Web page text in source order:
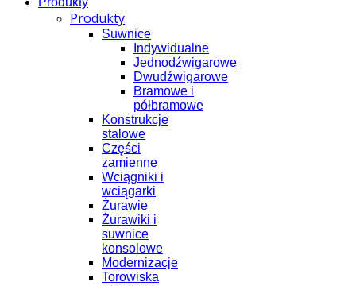
Produkty
Suwnice
Indywidualne
Jednodźwigarowe
Dwudźwigarowe
Bramowe i
półbramowe
Konstrukcje
stalowe
Części
zamienne
Wciągniki i
wciągarki
Żurawie
Żurawiki i
suwnice
konsolowe
Modernizacje
Torowiska